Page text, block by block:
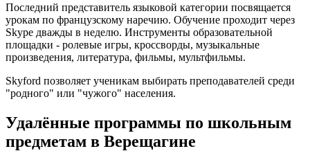
Последний представитель языковой категории посвящается
урокам по французскому наречию. Обучение проходит через
Skype дважды в неделю. Инструменты образовательной
площадки - ролевые игры, кроссворды, музыкальные
произведения, литература, фильмы, мультфильмы.
Skyford позволяет ученикам выбирать преподавателей среди
"родного" или "чужого" населения.
Удалённые программы по школьным
предметам в Верещагине